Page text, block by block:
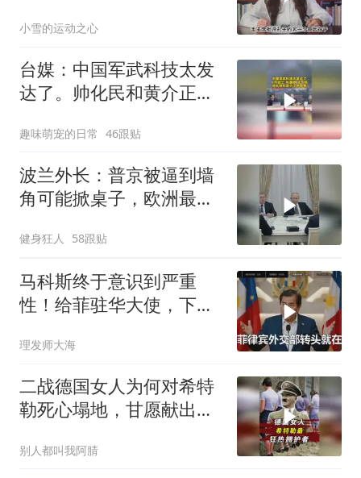
小雪的运动之心
台媒：中国军武科技太发
达了。帅化民和黄介正的
趣味萌宠的日常 46跟贴
波兰外长：普京被逼到墙
角可能掀桌子，欧洲最担
健身狂人 58跟贴
马科斯终于意识到严重
性！给菲驻华大使，下达
理发师大海
二战德国女人为何对希特
勒死心塌地，甘愿献出一
别人都叫我阿腈